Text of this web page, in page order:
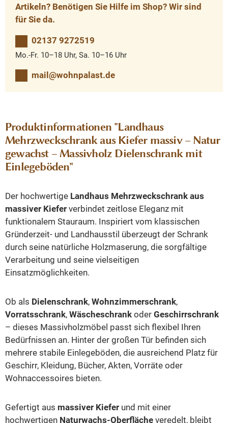
Artikeln? Benötigen Sie Hilfe im Shop? Wir sind
für Sie da.
02137 9272519
Mo.-Fr. 10–18 Uhr, Sa. 10–16 Uhr
mail@wohnpalast.de
Produktinformationen "Landhaus
Mehrzweckschrank aus Kiefer massiv – Natur
gewachst – Massivholz Dielenschrank mit
Einlegeböden"
Der hochwertige Landhaus Mehrzweckschrank aus
massiver Kiefer verbindet zeitlose Eleganz mit
funktionalem Stauraum. Inspiriert vom klassischen
Gründerzeit- und Landhausstil überzeugt der Schrank
durch seine natürliche Holzmaserung, die sorgfältige
Verarbeitung und seine vielseitigen
Einsatzmöglichkeiten.
Ob als Dielenschrank, Wohnzimmerschrank,
Vorratsschrank, Wäscheschrank oder Geschirrschrank
– dieses Massivholzmöbel passt sich flexibel Ihren
Bedürfnissen an. Hinter der großen Tür befinden sich
mehrere stabile Einlegeböden, die ausreichend Platz für
Geschirr, Kleidung, Bücher, Akten, Vorräte oder
Wohnaccessoires bieten.
Gefertigt aus massiver Kiefer und mit einer
hochwertigen Naturwachs-Oberfläche veredelt, bleibt